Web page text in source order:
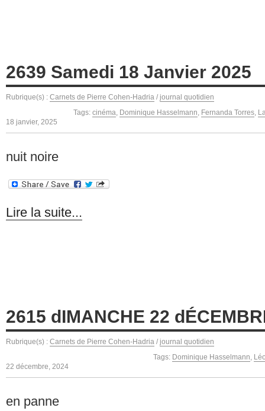
2639 Samedi 18 Janvier 2025
Rubrique(s) : Carnets de Pierre Cohen-Hadria / journal quotidien
Tags: cinéma, Dominique Hasselmann, Fernanda Torres,
18 janvier, 2025
nuit noire
Lire la suite...
2615 dIMANCHE 22
Rubrique(s) : Carnets de Pierre Cohen-Hadria / journal quotidien
Tags: Dominique Hasselmann,
22 décembre, 2024
en panne